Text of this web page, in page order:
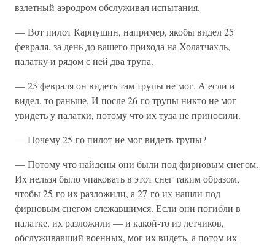
взлетный аэродром обслуживал испытания.
— Вот пилот Карпушин, например, якобы видел 25
февраля, за день до вашего прихода на Холатчахль,
палатку и рядом с ней два трупа.
— 25 февраля он видеть там трупы не мог. А если и
видел, то раньше. И после 26-го трупы никто не мог
увидеть у палатки, потому что их туда не приносили.
— Почему 25-го пилот не мог видеть трупы?
— Потому что найдены они были под фирновым снегом.
Их нельзя было упаковать в этот снег таким образом,
чтобы 25-го их разложили, а 27-го их нашли под
фирновым снегом слежавшимся. Если они погибли в
палатке, их разложили — и какой-то из летчиков,
обслуживавший военных, мог их видеть, а потом их